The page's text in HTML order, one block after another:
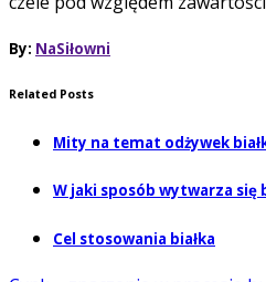
By: NaSiłowni
Related Posts
Mity na temat odżywek
W jaki sposób wytwarza się
Cel stosowania białka